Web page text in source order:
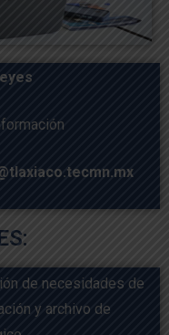
de necesidades de
y archivo de